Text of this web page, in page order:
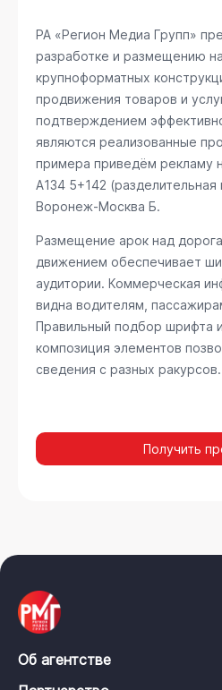
РА «Регион Медиа Групп»
разработке и размещению
крупноформатных
продвижения товаров и
подтверждением
являются реализованные
примера приведём рекламу
А134 5+142
Воронеж-Москва Б.
Размещение арок над
движением обеспечивает
аудитории. Коммерческая
видна водителям,
Правильный подбор шрифта
композиция элементов
сведения с разных ракурсов.
Получить
Об агентстве